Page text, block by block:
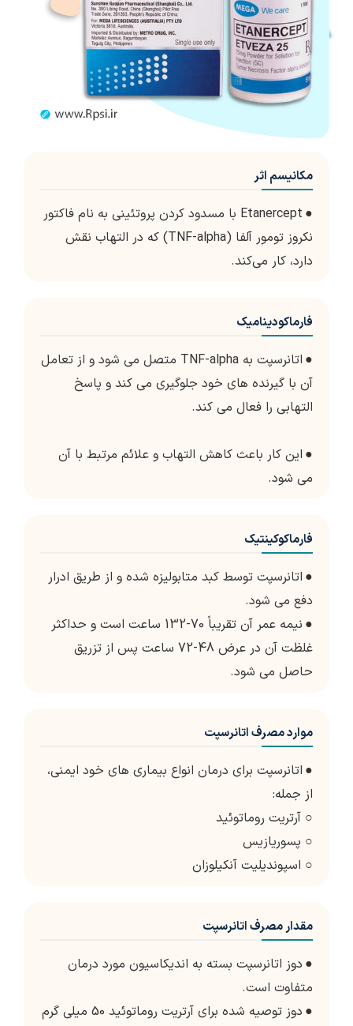
مکانیسم اثر
●
Etanercept با مسدود کردن پروتئینی به نام فاکتور
نکروز تومور آلفا (TNF-alpha) که در التهاب نقش
دارد، کار می‌کند.
فارماکودینامیک
●
اتانرسپت به TNF-alpha متصل می شود و از تعامل
آن با گیرنده های خود جلوگیری می کند و پاسخ
التهابی را فعال می کند.
● این کار باعث کاهش التهاب و علائم مرتبط با آن
می شود.
فارماکوکینتیک
● اتانرسپت توسط کبد متابولیزه شده و از طریق ادرار
دفع می شود.
●
نیمه عمر آن تقریباً 70-132 ساعت است و حداکثر
غلظت آن در عرض 48-72 ساعت پس از تزریق
حاصل می شود.
موارد مصرف اتانرسپت
● اتانرسپت برای درمان انواع بیماری های خود ایمنی،
از جمله:
○ آرتریت روماتوئید
○ پسوریازیس
○ اسپوندیلیت آنکیلوزان
مقدار مصرف اتانرسپت
● دوز اتانرسپت بسته به اندیکاسیون مورد درمان
متفاوت است.
●
دوز توصیه شده برای آرتریت روماتوئید 50 میلی گرم